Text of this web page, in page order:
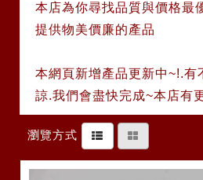
本店為你尋找品質與價格最
提供物美價廉的產品
本網頁新增產品更新中~!.有
諒.我們會盡快完成~本店有
瀏覽方式